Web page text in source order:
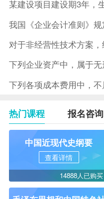
下列企业资产中，属于
下列各项成本费用中，不
热门课程 报名咨询
中国近现代史纲要
查看详情
14888人已购买